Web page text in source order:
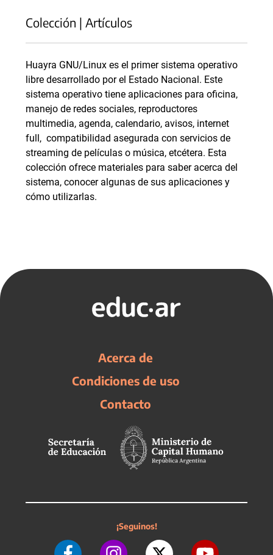
Colección | Artículos
Huayra GNU/Linux es el primer sistema operativo
libre desarrollado por el Estado Nacional. Este
sistema operativo tiene aplicaciones para oficina,
manejo de redes sociales, reproductores
multimedia, agenda, calendario, avisos, internet
full, compatibilidad asegurada con servicios de
streaming de películas o música, etcétera. Esta
colección ofrece materiales para saber acerca del
sistema, conocer algunas de sus aplicaciones y
cómo utilizarlas.
Acerca de
Condiciones de uso
Contacto
¡Seguinos!